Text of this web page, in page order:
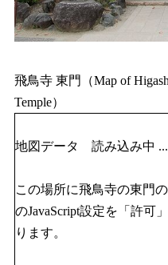
飛鳥寺 東門（Map of
Temple）
地図データ 読み込み中
この場所に飛鳥寺の東門
のJavaScript設定を「許可
ります。